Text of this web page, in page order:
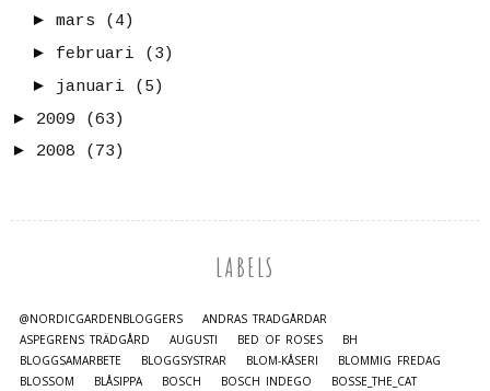
► mars
(4)
► februari
(3)
► januari
(5)
► 2009
(63)
► 2008 (73)
LABELS
@NORDICGARDENBLOGGERS
ANDRAS TRÄDGÅRDAR
ASPEGRENS TRÄDGÅRD
AUGUSTI BED OF ROSES
BH
BLOGGSAMARBETE
BLOGGSYSTRAR BLOM-KÅSERI
BLOMMIG FREDAG
BLOSSOM
BLÅSIPPA BOSCH BOSCH INDEGO
BOSSE_THE_CAT